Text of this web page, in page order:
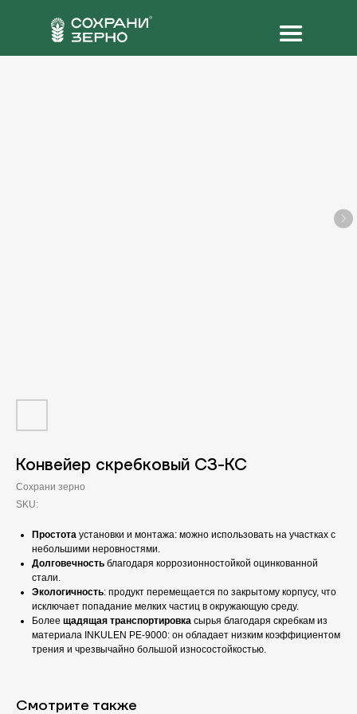
Конвейер скребковый СЗ-КС
Сохрани зерно
SKU:
Простота установки и монтажа: можно использовать на участках с
небольшими неровностями.
Долговечность благодаря коррозионностойкой оцинкованной
стали.
Экологичность: продукт перемещается по закрытому корпусу, что
исключает попадание мелких частиц в окружающую среду.
Более щадящая транспортировка сырья благодаря скребкам из
материала INKULEN PE-9000: он обладает низким коэффициентом
трения и чрезвычайно большой износостойкостью.
Смотрите также